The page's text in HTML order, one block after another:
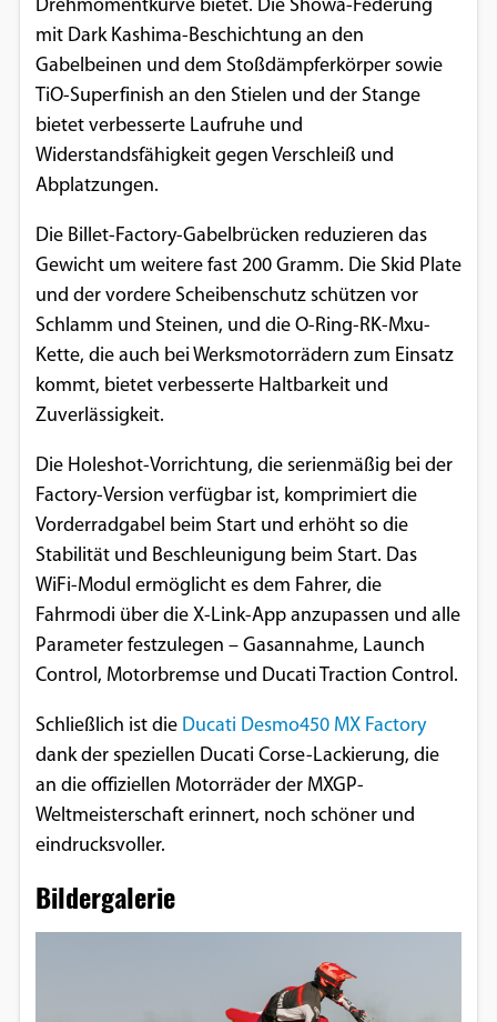
Drehmomentkurve bietet. Die Showa-Federung
mit Dark Kashima-Beschichtung an den
Gabelbeinen und dem Stoßdämpferkörper sowie
TiO-Superfinish an den Stielen und der Stange
bietet verbesserte Laufruhe und
Widerstandsfähigkeit gegen Verschleiß und
Abplatzungen.
Die Billet-Factory-Gabelbrücken reduzieren das
Gewicht um weitere fast 200 Gramm. Die Skid Plate
und der vordere Scheibenschutz schützen vor
Schlamm und Steinen, und die O-Ring-RK-Mxu-
Kette, die auch bei Werksmotorrädern zum Einsatz
kommt, bietet verbesserte Haltbarkeit und
Zuverlässigkeit.
Die Holeshot-Vorrichtung, die serienmäßig bei der
Factory-Version verfügbar ist, komprimiert die
Vorderradgabel beim Start und erhöht so die
Stabilität und Beschleunigung beim Start. Das
WiFi-Modul ermöglicht es dem Fahrer, die
Fahrmodi über die X-Link-App anzupassen und alle
Parameter festzulegen – Gasannahme, Launch
Control, Motorbremse und Ducati Traction Control.
Schließlich ist die Ducati Desmo450 MX Factory
dank der speziellen Ducati Corse-Lackierung, die
an die offiziellen Motorräder der MXGP-
Weltmeisterschaft erinnert, noch schöner und
eindrucksvoller.
Bildergalerie
Google Maps
Anbieter:
Google